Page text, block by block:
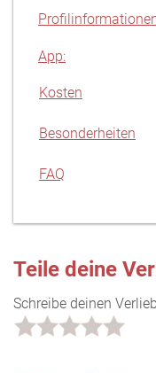
App:
Kosten
Besonderheiten
FAQ
Teile deine
Schreibe deinen